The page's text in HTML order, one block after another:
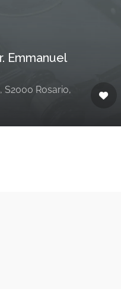
Emmanuel
S2000 Rosario,